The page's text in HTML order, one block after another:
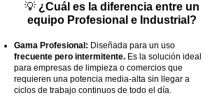
💡 ¿Cuál es la diferencia entre un
equipo Profesional e Industrial?
Gama Profesional: Diseñada para un uso
frecuente pero intermitente. Es la solución ideal
para empresas de limpieza o comercios que
requieren una potencia media-alta sin llegar a
ciclos de trabajo continuos de todo el día.